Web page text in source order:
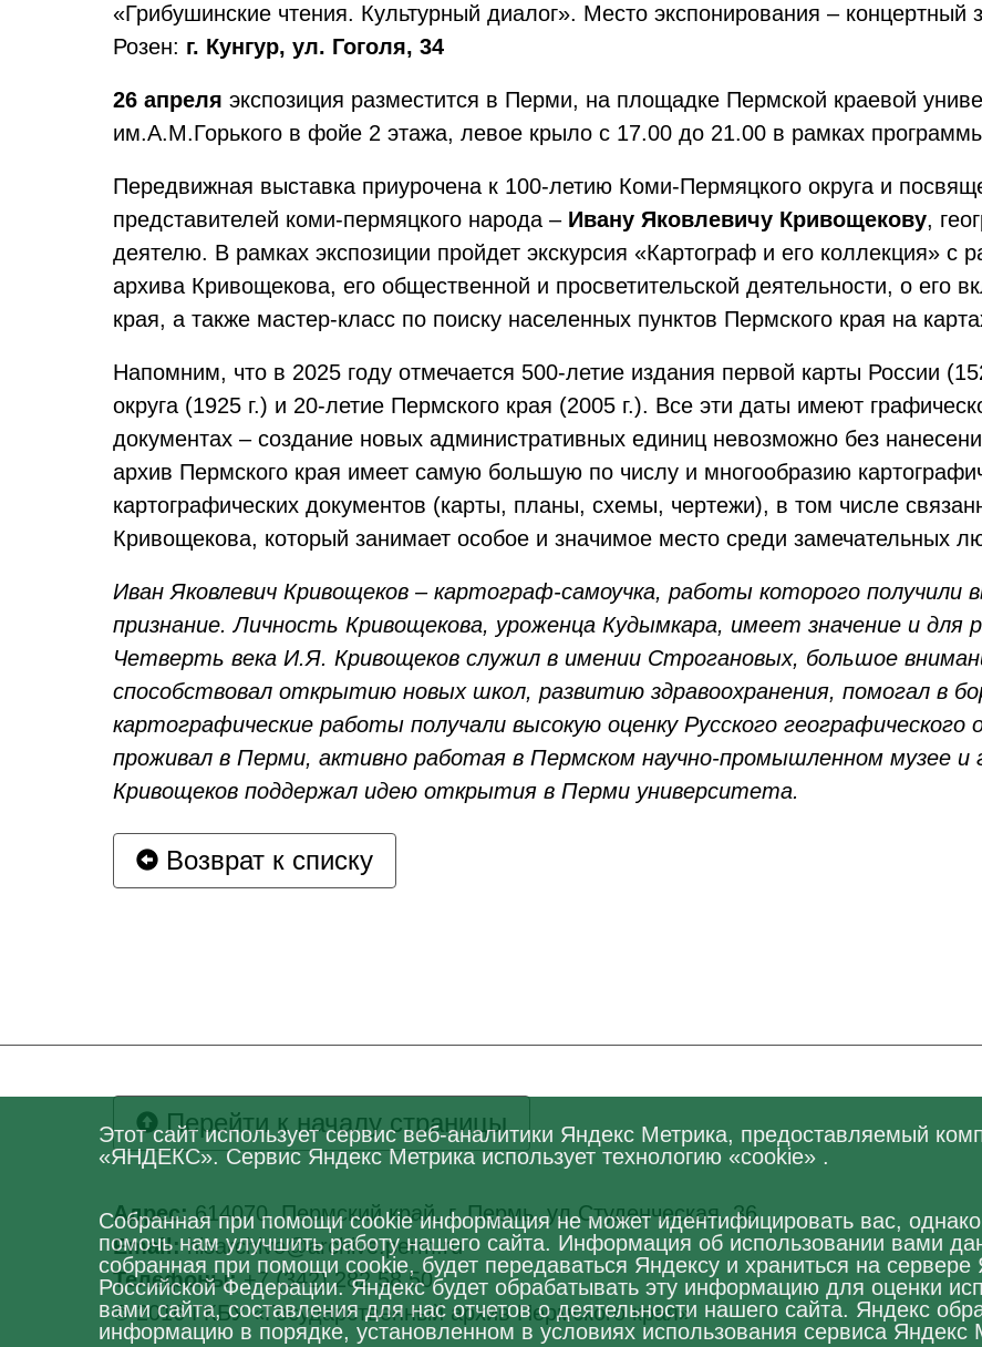
«Грибушинские чтения. Культурный диалог». Место экспонирования –
Розен: г. Кунгур, ул. Гоголя, 34
26 апреля экспозиция разместится в Перми, на площадке Пермской краевой
им.А.М.Горького в фойе 2 этажа, левое крыло с 17.00 до 21.00 в рамках
Передвижная выставка приурочена к 100-летию Коми-Пермяцкого округа и
представителей коми-пермяцкого народа – Ивану Яковлевичу Кривощекову,
деятелю. В рамках экспозиции пройдет экскурсия «Картограф и его коллекция» с
архива Кривощекова, его общественной и просветительской деятельности, о его
края, а также мастер-класс по поиску населенных пунктов Пермского края на
Напомним, что в 2025 году отмечается 500-летие издания первой карты России
округа (1925 г.) и 20-летие Пермского края (2005 г.). Все эти даты имеют
документах – создание новых административных единиц невозможно без
архив Пермского края имеет самую большую по числу и многообразию
картографических документов (карты, планы, схемы, чертежи), в том числе
Кривощекова, который занимает особое и значимое место среди замечательных
Иван Яковлевич Кривощеков – картограф-самоучка, работы которого получили
признание. Личность Кривощекова, уроженца Кудымкара, имеет значение и для
Четверть века И.Я. Кривощеков служил в имении Строгановых, большое
способствовал открытию новых школ, развитию здравоохранения, помогал в
картографические работы получали высокую оценку Русского
проживал в Перми, активно работая в Пермском научно-промышленном музее и
Кривощеков поддержал идею открытия в Перми университета.
Возврат к списку
Перейти к началу страницы
Адрес:614070, Пермский край, г. Пермь, ул.Студенческая, 36
Email:hisarchive@archive.perm.ru
Телефоны:+7 (342) 282 58 50
© 2016 ГКБУ «Государственный архив Пермского края»
Этот сайт использует сервис веб-аналитики Яндекс Метрика, предоставляемый
«ЯНДЕКС». Сервис Яндекс Метрика использует технологию «cookie» .
Собранная при помощи cookie информация не может идентифицировать вас,
помочь нам улучшить работу нашего сайта. Информация об использовании вами
собранная при помощи cookie, будет передаваться Яндексу и храниться на сервере
Российской Федерации. Яндекс будет обрабатывать эту информацию для оценки
вами сайта, составления для нас отчетов о деятельности нашего сайта. Яндекс
информацию в порядке, установленном в условиях использования сервиса Яндекс